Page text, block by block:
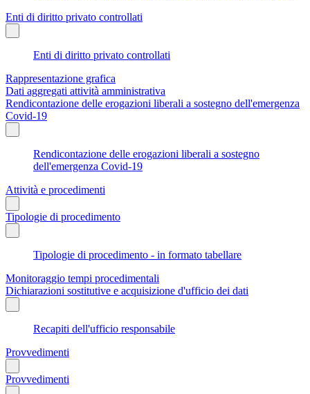
Enti di diritto privato controllati
Enti di diritto privato controllati
Rappresentazione grafica
Dati aggregati attività amministrativa
Rendicontazione delle erogazioni liberali a sostegno dell'emergenza
Covid-19
Rendicontazione delle erogazioni liberali a sostegno
dell'emergenza Covid-19
Attività e procedimenti
Tipologie di procedimento
Tipologie di procedimento - in formato tabellare
Monitoraggio tempi procedimentali
Dichiarazioni sostitutive e acquisizione d'ufficio dei dati
Recapiti dell'ufficio responsabile
Provvedimenti
Provvedimenti